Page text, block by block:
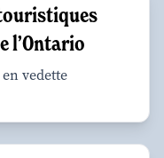
l’Ontario
vedette